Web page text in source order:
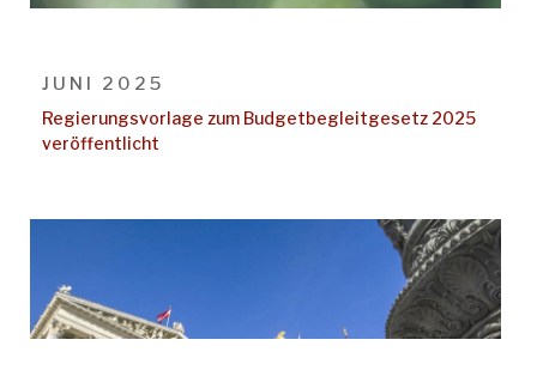
JUNI 2025
Regierungsvorlage zum Budgetbegleitgesetz 2025
veröffentlicht